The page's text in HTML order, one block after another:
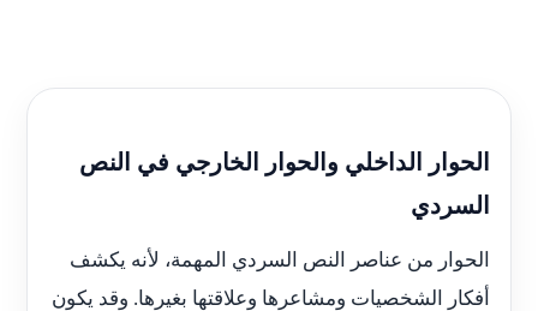
الحوار الداخلي والحوار الخارجي في النص
السردي
الحوار من عناصر النص السردي المهمة، لأنه يكشف
أفكار الشخصيات ومشاعرها وعلاقتها بغيرها. وقد يكون